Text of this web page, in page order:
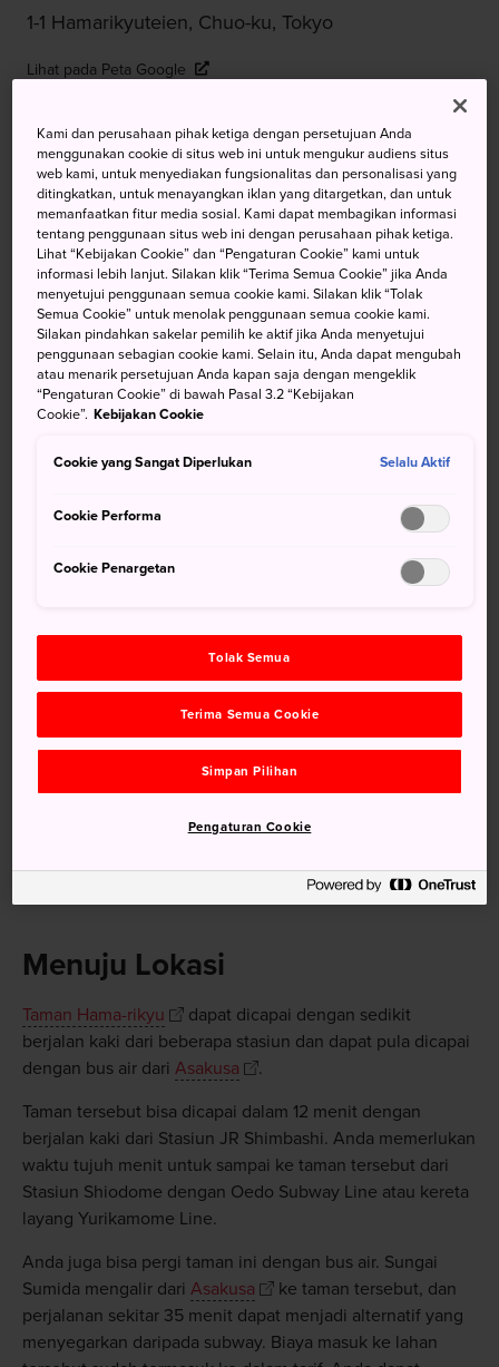
1-1 Hamarikyuteien, Chuo-ku, Tokyo
Lihat pada Peta Google
KATA KUNCI PETA
Sakura di Taman yang Damai
Bunga ceri, atau sakura, adalah persamaan kata dari
musim semi ketika seluruh negeri diselimuti dengan
warna merah muda pucat. Tempat-tempat terbuka menarik
perhatian banyak orang ketika hanami atau pesta melihat
melihat kelopak bunga yang cantik dengan tenang dan
Menuju Lokasi
Taman Hama-rikyu
dapat dicapai dengan sedikit
berjalan kaki dari beberapa stasiun dan dapat pula dicapai
dengan bus air dari Asakusa
.
Taman tersebut bisa dicapai dalam 12 menit dengan
berjalan kaki dari Stasiun JR Shimbashi. Anda memerlukan
waktu tujuh menit untuk sampai ke taman tersebut dari
Stasiun Shiodome dengan Oedo Subway Line atau kereta
layang Yurikamome Line.
Anda juga bisa pergi taman ini dengan bus air. Sungai
Sumida mengalir dari Asakusa
ke taman tersebut, dan
perjalanan sekitar 35 menit dapat menjadi alternatif yang
menyegarkan daripada subway. Biaya masuk ke lahan
Kami dan perusahaan pihak ketiga dengan persetujuan Anda
menggunakan cookie di situs web ini untuk mengukur audiens situs
web kami, untuk menyediakan fungsionalitas dan personalisasi yang
ditingkatkan, untuk menayangkan iklan yang ditargetkan, dan untuk
memanfaatkan fitur media sosial. Kami dapat membagikan informasi
tentang penggunaan situs web ini dengan perusahaan pihak ketiga.
Lihat “Kebijakan Cookie” dan “Pengaturan Cookie” kami untuk
informasi lebih lanjut. Silakan klik “Terima Semua Cookie” jika Anda
menyetujui penggunaan semua cookie kami. Silakan klik “Tolak
Semua Cookie” untuk menolak penggunaan semua cookie kami.
Silakan pindahkan sakelar pemilih ke aktif jika Anda menyetujui
penggunaan sebagian cookie kami. Selain itu, Anda dapat mengubah
atau menarik persetujuan Anda kapan saja dengan mengeklik
“Pengaturan Cookie” di bawah Pasal 3.2 “Kebijakan
Cookie”. Kebijakan Cookie
Cookie yang Sangat Diperlukan Selalu Aktif
Cookie Performa
Cookie Penargetan
Tolak Semua
Terima Semua Cookie
Simpan Pilihan
Pengaturan Cookie